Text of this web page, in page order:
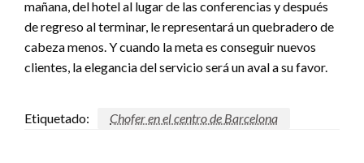
mañana, del hotel al lugar de las conferencias y después
de regreso al terminar, le representará un quebradero de
cabeza menos. Y cuando la meta es conseguir nuevos
clientes, la elegancia del servicio será un aval a su favor.
Etiquetado: Chofer en el centro de Barcelona